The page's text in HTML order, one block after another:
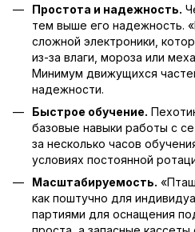
Простота и надежность.
тем выше его надежность.
сложной электроники,
из-за влаги, мороза или
Минимум движущихся
надежности.
Быстрое обучение.
базовые навыки работы с
за несколько часов
условиях постоянной
Масштабируемость.
как поштучно для
партиями для оснащения